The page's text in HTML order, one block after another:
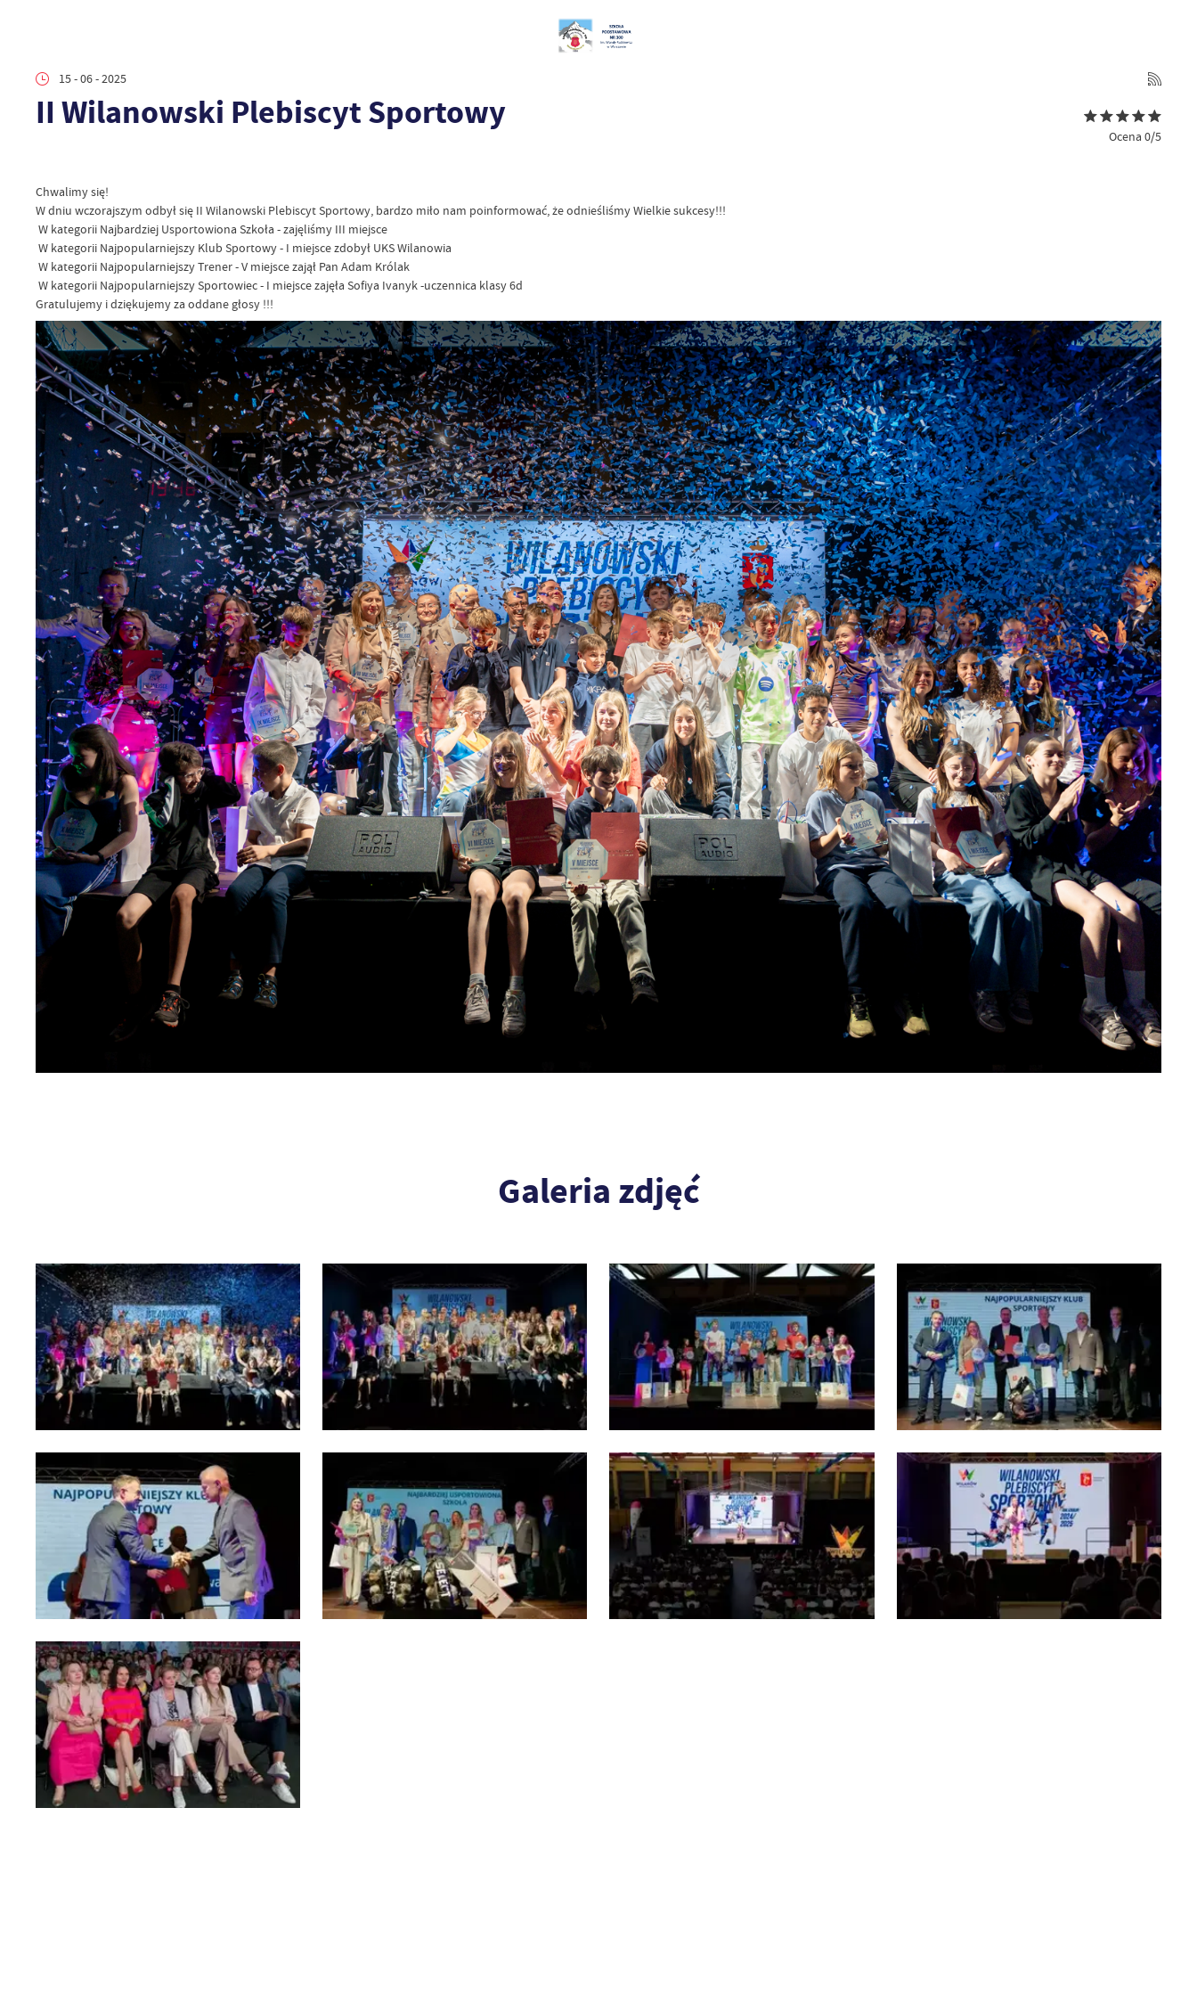
15 - 06 - 2025
II Wilanowski Plebiscyt Sportowy
Ocena 0/5
Chwalimy się!
W dniu wczorajszym odbył się II Wilanowski Plebiscyt Sportowy, bardzo miło nam poinformować, że odnieśliśmy Wielkie sukcesy!!!
W kategorii Najbardziej Usportowiona Szkoła - zajęliśmy III miejsce
W kategorii Najpopularniejszy Klub Sportowy - I miejsce zdobył UKS Wilanowia
W kategorii Najpopularniejszy Trener - V miejsce zajął Pan Adam Królak
W kategorii Najpopularniejszy Sportowiec - I miejsce zajęła Sofiya Ivanyk -uczennica klasy 6d
Gratulujemy i dziękujemy za oddane głosy !!!
Galeria zdjęć